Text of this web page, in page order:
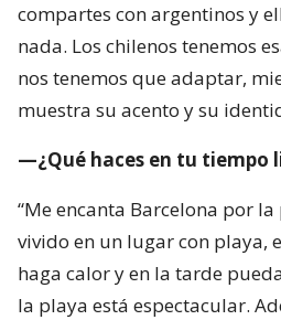
compartes con argentinos y
nada. Los chilenos tenemos
nos tenemos que adaptar,
muestra su acento y su
—¿Qué haces en tu tiempo
“Me encanta Barcelona por
vivido en un lugar con playa,
haga calor y en la tarde
la playa está espectacular.